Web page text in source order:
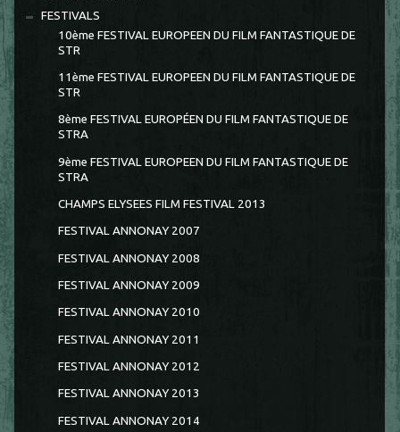
FESTIVALS
10ème FESTIVAL EUROPEEN DU FILM FANTASTIQUE DE
STR
11ème FESTIVAL EUROPEEN DU FILM FANTASTIQUE DE
STR
8ème FESTIVAL EUROPÉEN DU FILM FANTASTIQUE DE
STRA
9ème FESTIVAL EUROPEEN DU FILM FANTASTIQUE DE
STRA
CHAMPS ELYSEES FILM FESTIVAL 2013
FESTIVAL ANNONAY 2007
FESTIVAL ANNONAY 2008
FESTIVAL ANNONAY 2009
FESTIVAL ANNONAY 2010
FESTIVAL ANNONAY 2011
FESTIVAL ANNONAY 2012
FESTIVAL ANNONAY 2013
FESTIVAL ANNONAY 2014